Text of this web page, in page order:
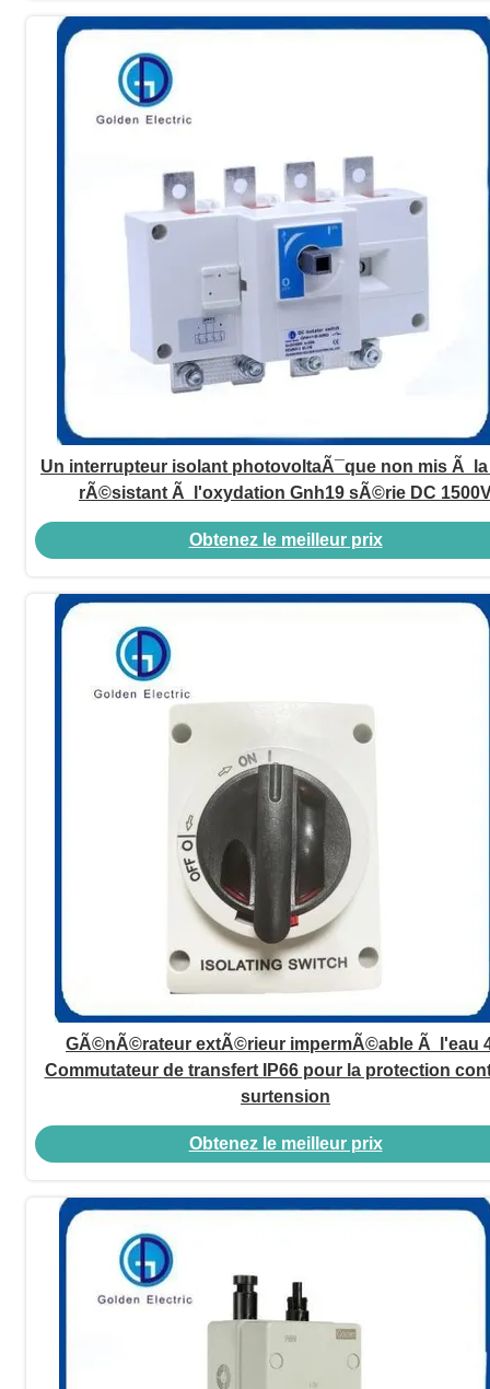
Un interrupteur isolant photovoltaÃ¯que non mis Ã la
rÃ©sistant Ã l'oxydation Gnh19 sÃ©rie DC
Obtenez le meilleur prix
GÃ©nÃ©rateur extÃ©rieur impermÃ©able Ã l'eau
Commutateur de transfert IP66 pour la protection
surtension
Obtenez le meilleur prix